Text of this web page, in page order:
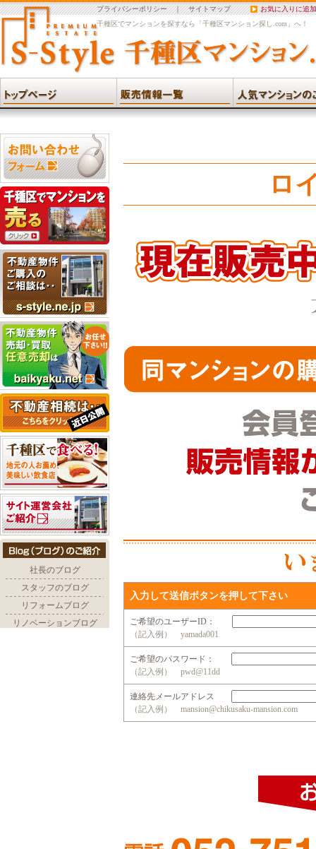
プライバシーポリシー｜サイトマップ
お気に入りに追加
千種区でマンションを探すなら「千種区マンション探し.com」へ！
ロ
入力して送信ボタンを押して下さい
ご希望のユーザーID：
（記入例） yamada001
ご希望のパスワード：
（記入例） pwd@11dd
連絡先メールアドレス
（記入例） mansion@chikusaku-mansion.com